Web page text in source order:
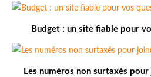
Budget : un site fiable pour
Les numéros non surtaxés